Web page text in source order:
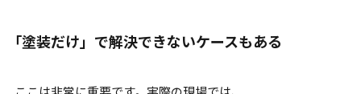
「塗装だけ」で解決できないケースもある